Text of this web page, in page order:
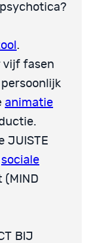
.
vijf fasen
animatie
JUISTE
sociale
(MIND
BIJ